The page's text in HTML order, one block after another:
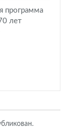
программа
лет